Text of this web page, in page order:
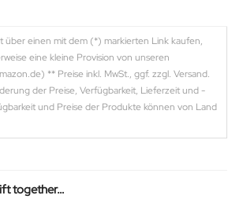
über einen mit dem (*) markierten Link kaufen,
eine kleine Provision von unseren
** Preise inkl. MwSt., ggf. zzgl. Versand.
der Preise, Verfügbarkeit, Lieferzeit und -
und Preise der Produkte können von Land
together…